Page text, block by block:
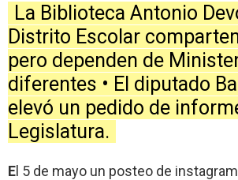
La Biblioteca Antonio
Distrito Escolar
pero dependen de
diferentes • El diputado
elevó un pedido de
Legislatura.
E l 5 de mayo un posteo de instagram